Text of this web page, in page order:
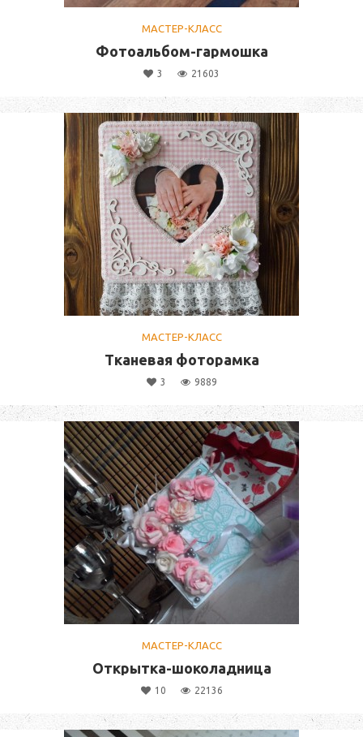
МАСТЕР-КЛАСС
Фотоальбом-гармошка
3 21603
МАСТЕР-КЛАСС
Тканевая фоторамка
3 9889
МАСТЕР-КЛАСС
Открытка-шоколадница
10 22136